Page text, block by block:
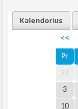
Kalendorius
<<
Pr
27
3
10